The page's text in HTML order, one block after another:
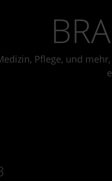
Pflege, und